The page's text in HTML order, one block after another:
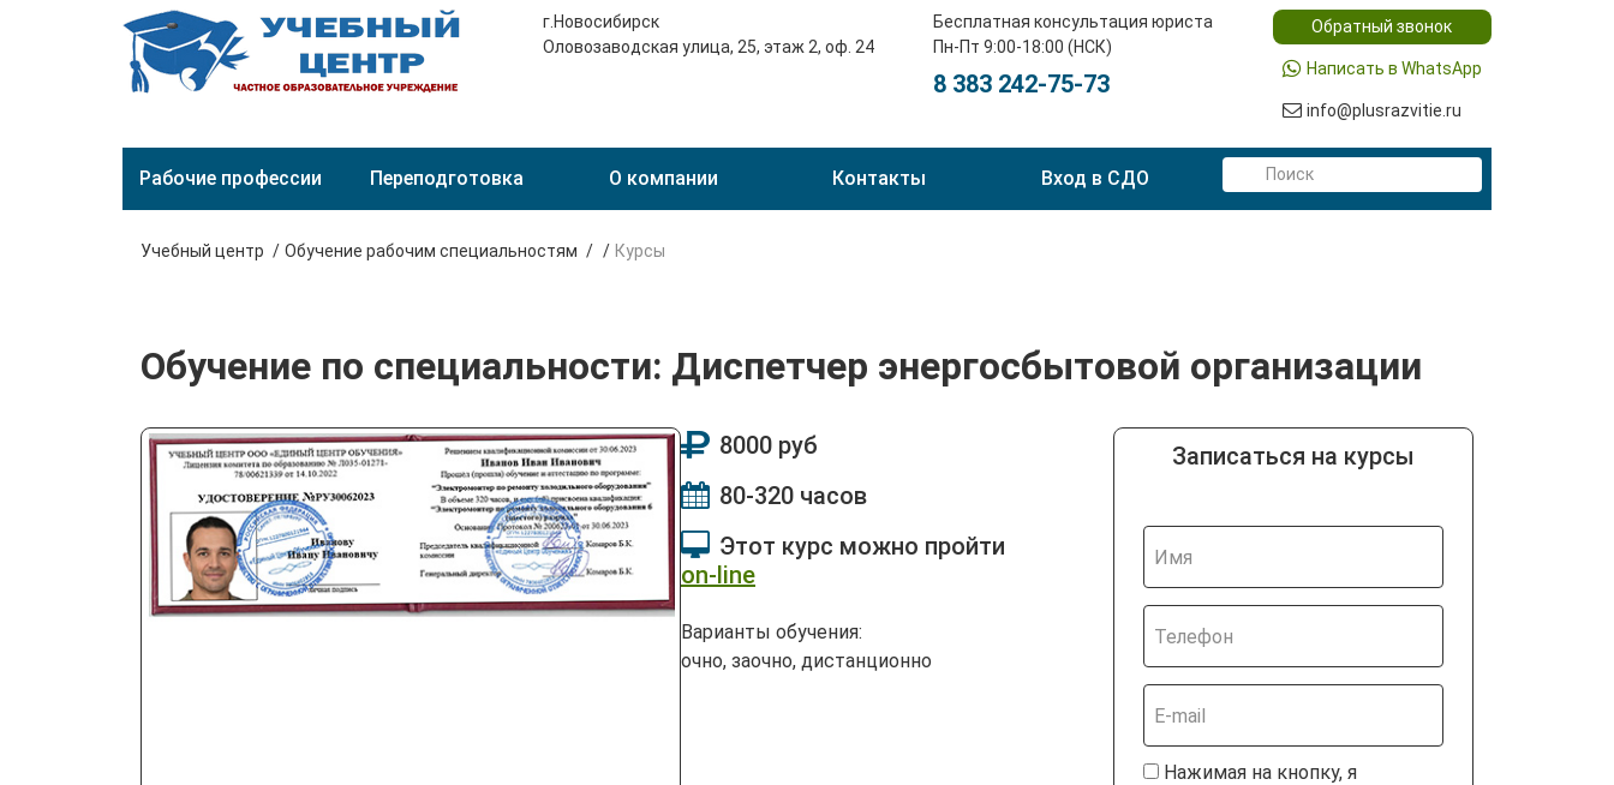
г.Новосибирск
Оловозаводская улица, 25, этаж 2, оф. 24
Бесплатная консультация юриста
Пн-Пт 9:00-18:00 (НСК)
8 383 242-75-73
Обратный звонок
Написать в WhatsApp
info@plusrazvitie.ru
Рабочие профессии Переподготовка О компании Контакты Вход в СДО
Учебный центр Обучение рабочим специальностям Курсы
Обучение по специальности: Диспетчер энергосбытовой организации
8000 руб
80-320 часов
Этот курс можно пройти
on-line
Варианты обучения:
очно, заочно, дистанционно
Записаться на курсы
Нажимая на кнопку, я